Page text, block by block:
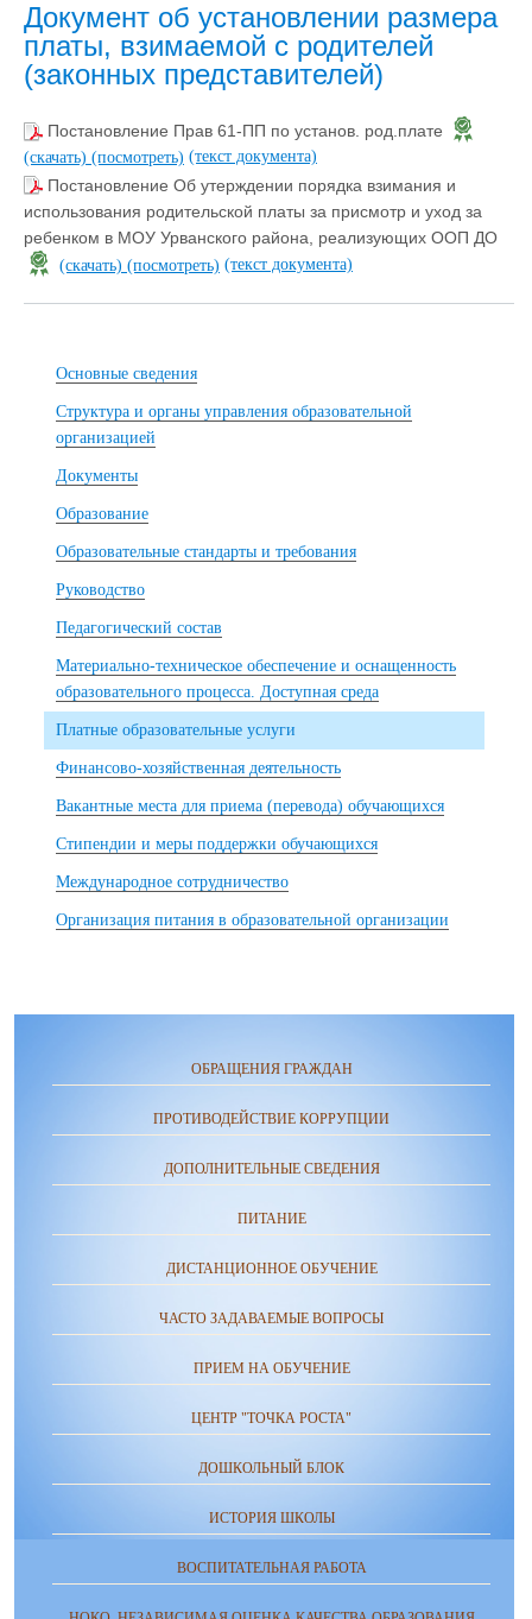
Документ об установлении размера
платы, взимаемой с родителей
(законных представителей)
Постановление Прав 61-ПП по установ. род.плате
(скачать) (посмотреть) (текст документа)
Постановление Об утерждении порядка взимания и
использования родительской платы за присмотр и уход за
ребенком в МОУ Урванского района, реализующих ООП ДО
(скачать) (посмотреть) (текст документа)
Основные сведения
Структура и органы управления образовательной
организацией
Документы
Образование
Образовательные стандарты и требования
Руководство
Педагогический состав
Материально-техническое обеспечение и оснащенность
образовательного процесса. Доступная среда
Платные образовательные услуги
Финансово-хозяйственная деятельность
Вакантные места для приема (перевода) обучающихся
Стипендии и меры поддержки обучающихся
Международное сотрудничество
Организация питания в образовательной организации
ОБРАЩЕНИЯ ГРАЖДАН
ПРОТИВОДЕЙСТВИЕ КОРРУПЦИИ
ДОПОЛНИТЕЛЬНЫЕ СВЕДЕНИЯ
ПИТАНИЕ
ДИСТАНЦИОННОЕ ОБУЧЕНИЕ
ЧАСТО ЗАДАВАЕМЫЕ ВОПРОСЫ
ПРИЕМ НА ОБУЧЕНИЕ
ЦЕНТР "ТОЧКА РОСТА"
ДОШКОЛЬНЫЙ БЛОК
ИСТОРИЯ ШКОЛЫ
ВОСПИТАТЕЛЬНАЯ РАБОТА